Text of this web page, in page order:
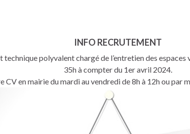
INFO RECRUTEMENT
polyvalent chargé de l’entretien des
35h à compter du 1er avril 2024.
CV en mairie du mardi au vendredi de 8h à 12h ou par